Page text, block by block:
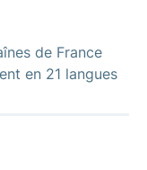
de France
en 21 langues